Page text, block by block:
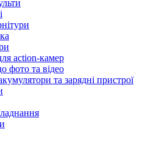
action-камер
фото та відео
та зарядні пристрої